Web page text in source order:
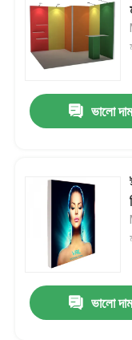
ভালো দাম
ভালো দাম